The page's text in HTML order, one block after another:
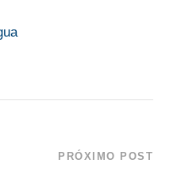
PRÓXIMO POST